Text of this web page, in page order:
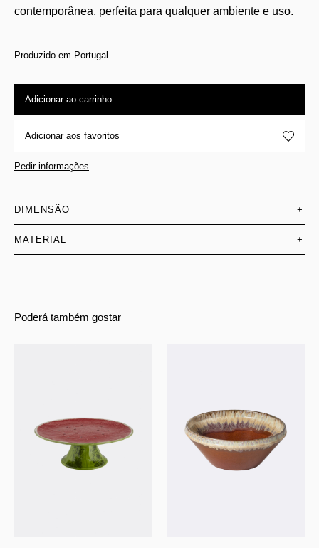
contemporânea, perfeita para qualquer ambiente e uso.
Produzido em Portugal
Adicionar ao carrinho
Adicionar aos favoritos
Pedir informações
DIMENSÃO +
MATERIAL +
Poderá também gostar